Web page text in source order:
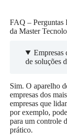
FAQ – Perguntas
da Master
Empresas
de soluções
Sim. O aparelho
empresas dos
empresas que
por exemplo,
para um controle
prático.